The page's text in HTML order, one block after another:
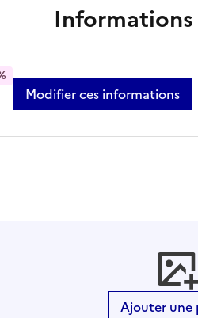
Informations
Modifier ces informations
Ajouter une